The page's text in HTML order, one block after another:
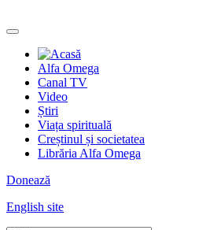
Alfa Omega
Canal TV
Video
Știri
Viața spirituală
Creștinul și societatea
Librăria Alfa Omega
Donează
English site